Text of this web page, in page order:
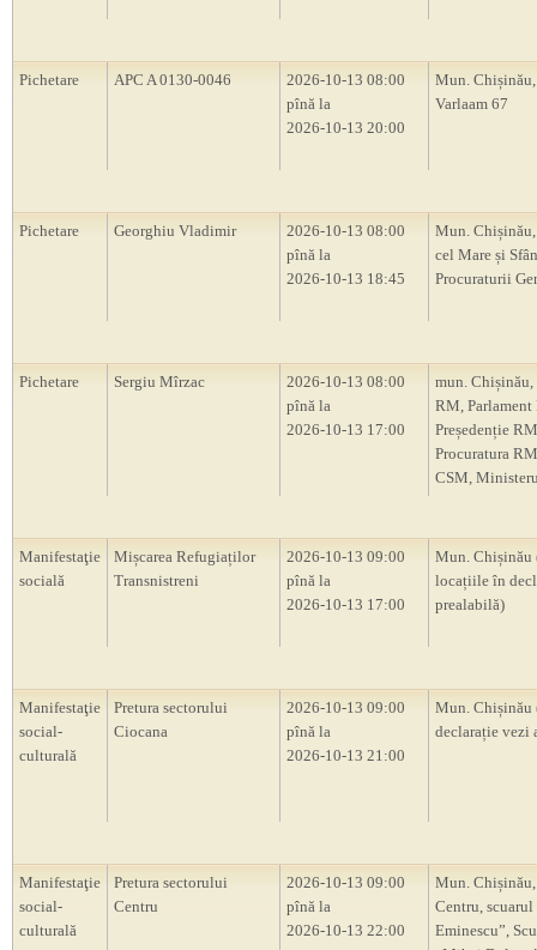
Pichetare APC A 0130-0046
2026-10-13 08:00
pînă la
2026-10-13 20:00
Mun. Chișinău,
Varlaam 67
Pichetare Georghiu Vladimir
2026-10-13 08:00
pînă la
2026-10-13 18:45
Mun.
cel Mare și
Procuraturii
Pichetare Sergiu Mîrzac
2026-10-13 08:00
pînă la
2026-10-13 17:00
mun. Chișinău,
RM, Parlament
Președenție
Procuratura
CSM,
Manifestaţie
socială
Mișcarea Refugiaților
Transnistreni
2026-10-13 09:00
pînă la
2026-10-13 17:00
Mun. Chișinău
locațiile în
prealabilă)
Manifestaţie
social-
culturală
Pretura sectorului
Ciocana
2026-10-13 09:00
pînă la
2026-10-13 21:00
Mun. Chișinău
declarație vezi
Manifestaţie
social-
culturală
Pretura sectorului
Centru
2026-10-13 09:00
pînă la
2026-10-13 22:00
Mun. Chișinău,
Centru,
Eminescu”,